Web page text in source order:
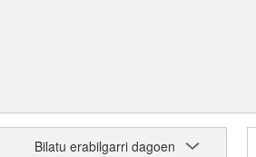
Bilatu erabilgarri dagoen